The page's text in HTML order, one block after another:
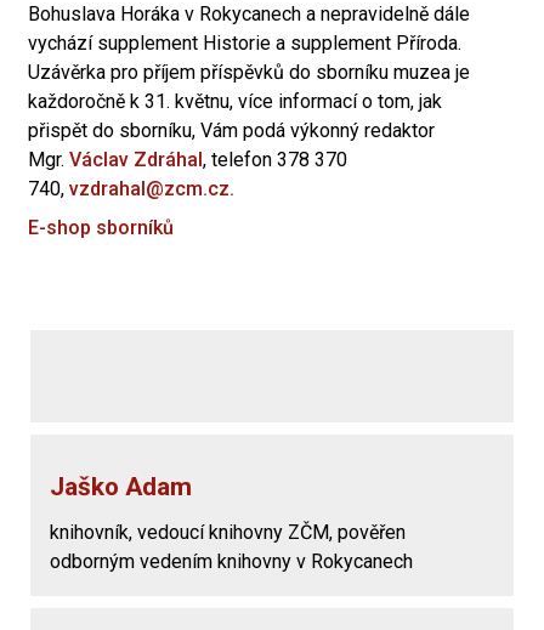
Bohuslava Horáka v Rokycanech a nepravidelně dále
vychází supplement Historie a supplement Příroda.
Uzávěrka pro příjem příspěvků do sborníku muzea je
každoročně k 31. květnu, více informací o tom, jak
přispět do sborníku, Vám podá výkonný redaktor
Mgr. Václav Zdráhal , telefon 378 370
740, vzdrahal@zcm.cz.
E-shop sborníků
Jaško Adam
knihovník, vedoucí knihovny ZČM, pověřen
odborným vedením knihovny v Rokycanech